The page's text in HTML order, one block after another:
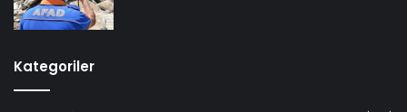
Kategoriler